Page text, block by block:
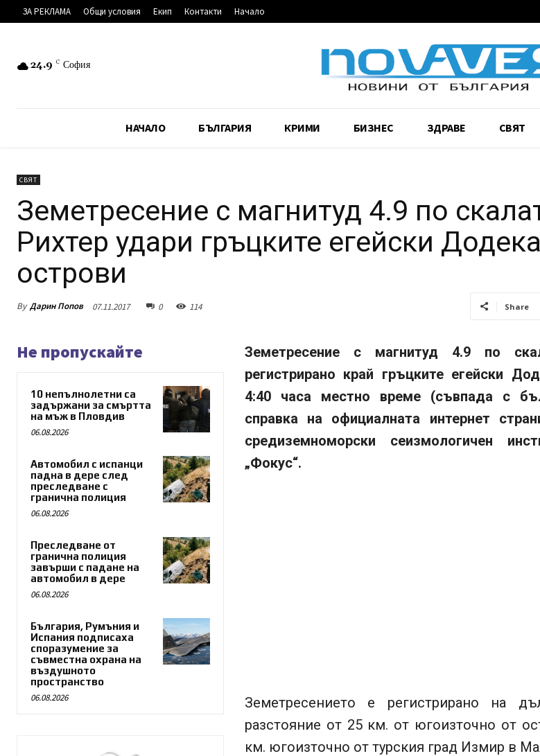
ЗА РЕКЛАМА Общи условия Екип Контакти Начало
24.9 C София
НАЧАЛО БЪЛГАРИЯ КРИМИ БИЗНЕС ЗДРАВЕ СВЯТ
СВЯТ
Земетресение с магнитуд 4.9 по
Рихтер удари гръцките егейски
острови
By Дарин Попов 07.11.2017 0 114 Share
Не пропускайте
10 непълнолетни са
задържани за смъртта
на мъж в Пловдив
06.08.2026
Автомобил с испанци
падна в дере след
преследване с
гранична полиция
06.08.2026
Преследване от
гранична полиция
завърши с падане на
автомобил в дере
06.08.2026
България, Румъния и
Испания подписаха
споразумение за
съвместна охрана на
въздушното
пространство
06.08.2026
Земетресение с магнитуд 4.9 по
регистрирано край гръцките егейски
4:40 часа местно време (съвпада с
справка на официалната интернет
средиземноморски сеизмологичен
„Фокус“.
Земетресението е регистрирано на
разстояние от 25 км. от югоизточно от
км. югоизточно от турския град Измир в